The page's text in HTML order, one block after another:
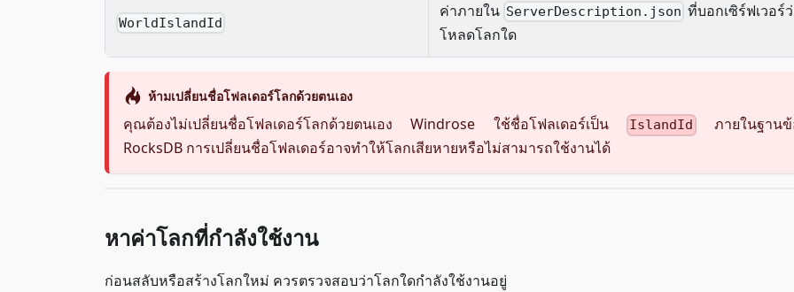
WorldIslandId
ค่าภายใน ServerDescription.json ที่บอกเซิร์ฟเวอร์
โหลดโลกใด
ห้ามเปลี่ยนชื่อโฟลเดอร์โลกด้วยตนเอง
คุณต้องไม่เปลี่ยนชื่อโฟลเดอร์โลกด้วยตนเอง Windrose ใช้ชื่อโฟลเดอร์เป็น IslandId ภายในฐานข้
RocksDB การเปลี่ยนชื่อโฟลเดอร์อาจทำให้โลกเสียหายหรือไม่สามารถใช้งานได้
หาค่าโลกที่กำลังใช้งาน
ก่อนสลับหรือสร้างโลกใหม่ ควรตรวจสอบว่าโลกใดกำลังใช้งานอยู่